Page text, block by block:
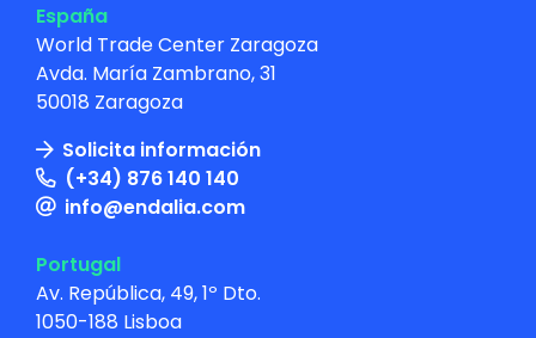
España
World Trade Center Zaragoza
Avda. María Zambrano, 31
50018 Zaragoza
Solicita información
(+34) 876 140 140
info@endalia.com
Portugal
Av. República, 49, 1º Dto.
1050-188 Lisboa